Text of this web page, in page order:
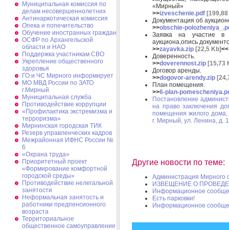
Муниципальная комиссия по
делам несовершеннолетних
Антинаркотическая комиссия
Опека и попечительство
Обучение иностранных граждан
ОСФР по Архангельской
области и НАО
Поддержка участникам СВО
Укрепление общественного
здоровья
ГО и ЧС Мирного информирует
МО МВД России по ЗАТО
г.Мирный
Муниципальная cлужба
Противодействие коррупции
«Профилактика экстремизма и
терроризма»
Мирнинская городская ТИК
Резерв управленческих кадров
Межрайонная ИФНС России №
6
«Охрана труда»
Приоритетный проект
«Формирование комфортной
городской среды»
Противодействие нелегальной
занятости
Неформальная занятость и
работники предпенсионного
возраста
Территориальное
общественное самоуправление
«Мирный»
>>izveschenie.pdf
Документация об
>>obschie-
Заявка на участие в
аукциона,опись
>>zayavka.zip [22,5 Kb]<<
Доверенность.
>>doverennost.zip [15,73
Договор аренды.
>>dogovor-arendy.zip
План помещения.
>>6-plan-
Постановление
на право заключения
помещения жилого дома,
г. Мирный, ул. Ленина, д.
Другие новости по теме:
Администрация Мирного
ИЗВЕЩЕНИЕ О
Информационное
Есть парковки!
Информационное